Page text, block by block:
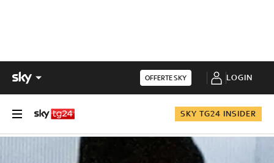
OFFERTE SKY LOGIN
SKY TG24 INSIDER